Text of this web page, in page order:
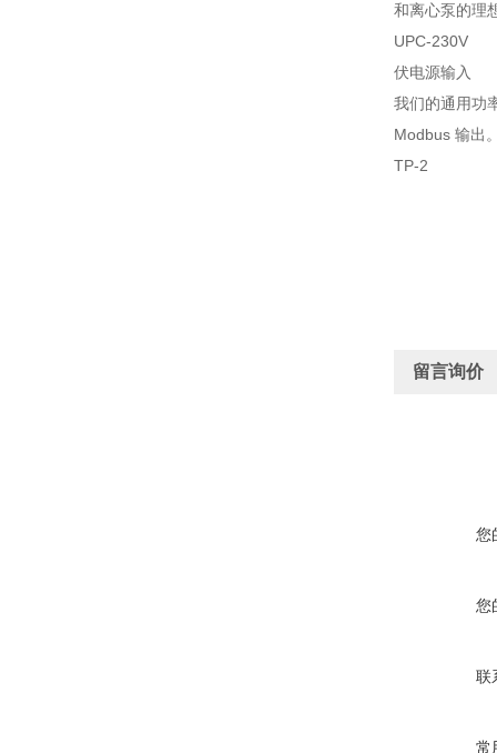
和离心泵的理
UPC-230V
伏电源输入
我们的通用功
Modbus 输出
TP-2
留言询价
您
您
联
常